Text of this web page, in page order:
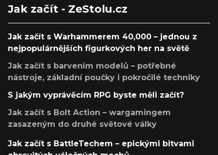
Jak začít - ZeStolu.cz
Jak začít s Warhammerem 40,000 – jednou z
nejpopulárnějších figurkových her na světě
Jak začít s barvením modelů – potřebné
nástroje, základní poučky i pokročilé techniky
S jakým vyprávěcím RPG byste měli začít?
Jak začít s Bolt Action – wargamingem
zasazeným do druhé světové války
Jak začít s BattleTechem – epickými bitvami